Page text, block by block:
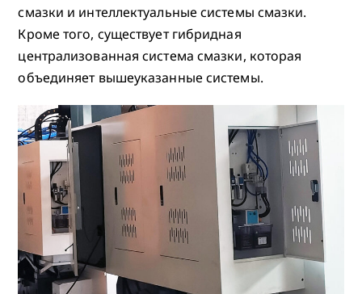
смазки и интеллектуальные системы смазки.
Кроме того, существует гибридная
централизованная система смазки, которая
объединяет вышеуказанные системы.